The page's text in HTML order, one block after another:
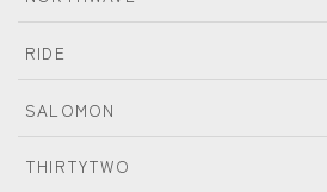
RIDE
SALOMON
THIRTYTWO